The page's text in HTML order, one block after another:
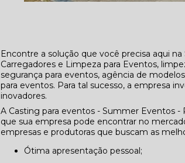
Encontre a solução que você precisa aqui
Carregadores e Limpeza para Eventos,
segurança para eventos, agência de
para eventos. Para tal sucesso, a empresa
inovadores.
A Casting para eventos - Summer Eventos
que sua empresa pode encontrar no
empresas e produtoras que buscam as
Ótima apresentação pessoal;